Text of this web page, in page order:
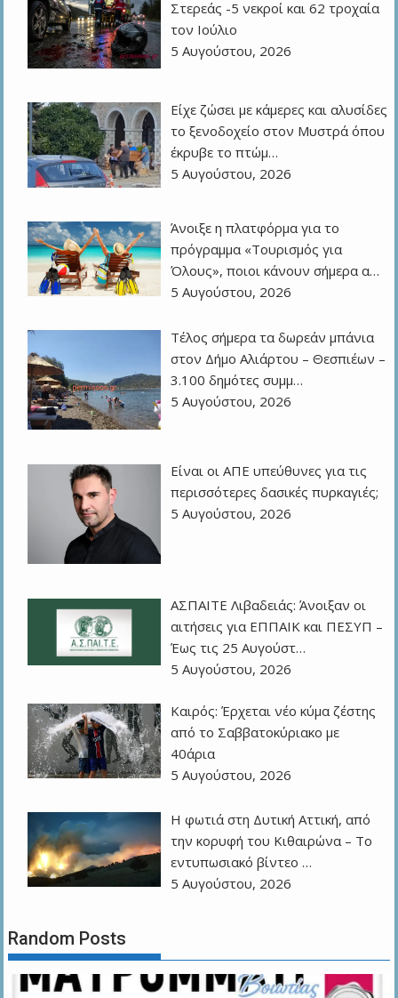
Στερεάς -5 νεκροί και 62 τροχαία
τον Ιούλιο
5 Αυγούστου, 2026
Είχε ζώσει με κάμερες και αλυσίδες
το ξενοδοχείο στον Μυστρά όπου
έκρυβε το πτώμ…
5 Αυγούστου, 2026
Άνοιξε η πλατφόρμα για το
πρόγραμμα «Τουρισμός για
Όλους», ποιοι κάνουν σήμερα α…
5 Αυγούστου, 2026
Τέλος σήμερα τα δωρεάν μπάνια
στον Δήμο Αλιάρτου – Θεσπιέων –
3.100 δημότες συμμ…
5 Αυγούστου, 2026
Eίναι οι ΑΠΕ υπεύθυνες για τις
περισσότερες δασικές πυρκαγιές;
5 Αυγούστου, 2026
ΑΣΠΑΙΤΕ Λιβαδειάς: Άνοιξαν οι
αιτήσεις για ΕΠΠΑΙΚ και ΠΕΣΥΠ –
Έως τις 25 Αυγούστ…
5 Αυγούστου, 2026
Καιρός: Έρχεται νέο κύμα ζέστης
από το Σαββατοκύριακο με
40άρια
5 Αυγούστου, 2026
Η φωτιά στη Δυτική Αττική, από
την κορυφή του Κιθαιρώνα – Το
εντυπωσιακό βίντεο …
5 Αυγούστου, 2026
Random Posts